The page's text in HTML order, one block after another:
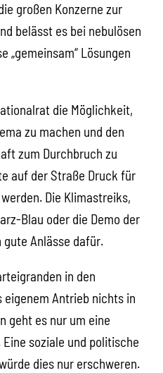
großen Konzerne zur
belässt es bei nebulösen
„gemeinsam“ Lösungen
die Möglichkeit,
zu machen und den
zum Durchbruch zu
auf der Straße Druck für
Die Klimastreiks,
Blau oder die Demo der
Anlässe dafür.
in den
eigenem Antrieb nichts in
geht es nur um eine
soziale und politische
dies nur erschweren.